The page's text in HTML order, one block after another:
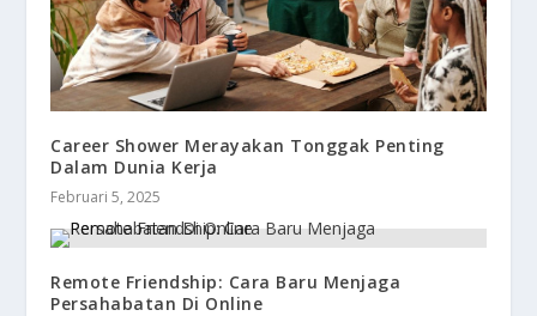
Career Shower Merayakan Tonggak Penting
Dalam Dunia Kerja
Februari 5, 2025
Remote Friendship: Cara Baru Menjaga
Persahabatan Di Online